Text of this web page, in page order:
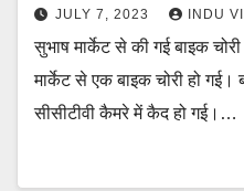
JULY 7, 2023 INDU
सुभाष मार्केट से की गई बाइक
मार्केट से एक बाइक चोरी हो गई।
सीसीटीवी कैमरे में कैद हो गई।…